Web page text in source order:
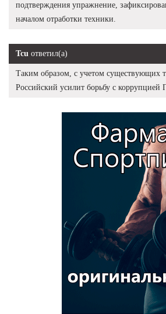
подтверждения упражнение,
началом отработки техники.
Tcu ответил(а)
Таким образом, с учетом существующих
Российский усилит борьбу с коррупцией